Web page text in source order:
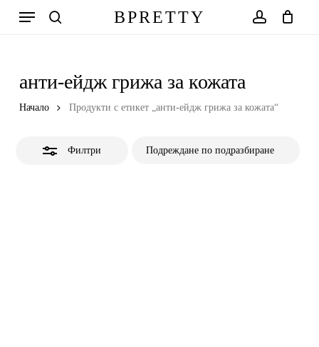
BPRETTY
Меню
анти-ейдж грижа за кожата
Начало Продукти с етикет „анти-ейдж грижа за кожата“
Филтри